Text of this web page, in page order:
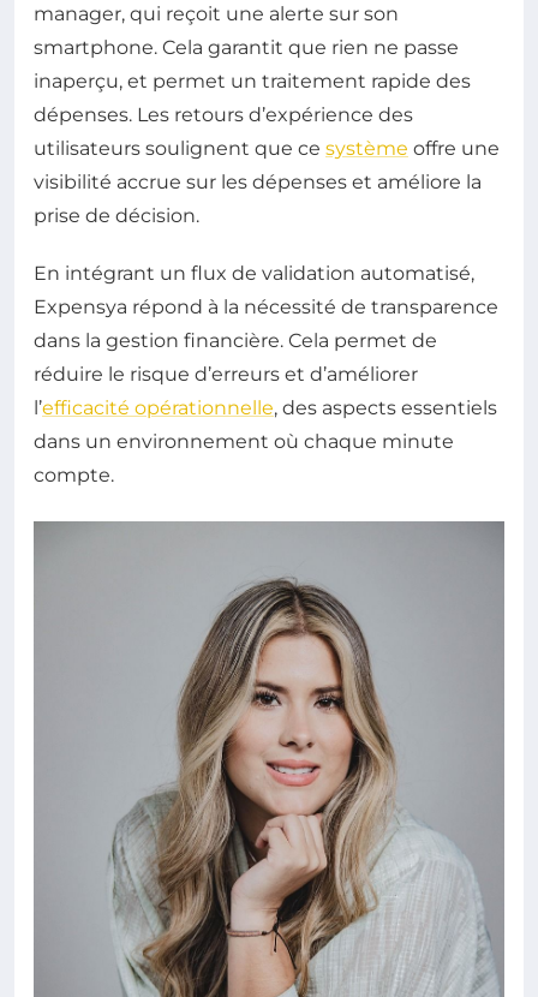
manager, qui reçoit une alerte sur son
smartphone. Cela garantit que rien ne passe
inaperçu, et permet un traitement rapide des
dépenses. Les retours d’expérience des
utilisateurs soulignent que ce système offre une
visibilité accrue sur les dépenses et améliore la
prise de décision.
En intégrant un flux de validation automatisé,
Expensya répond à la nécessité de transparence
dans la gestion financière. Cela permet de
réduire le risque d’erreurs et d’améliorer
l’efficacité opérationnelle, des aspects essentiels
dans un environnement où chaque minute
compte.